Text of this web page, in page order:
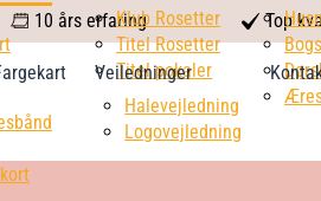
calendar
10 års erfaring
check
mark
Top
Veiledninger
Halevejledning
Logovejledning
Klub Rosetter
Titel Rosetter
Titel pokaler